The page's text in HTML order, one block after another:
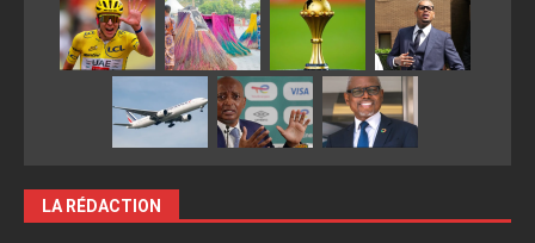
LA RÉDACTION